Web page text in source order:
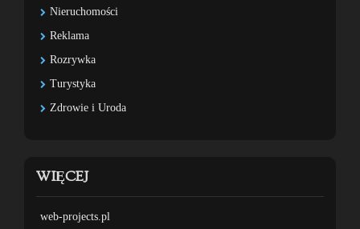
Nieruchomości
Reklama
Rozrywka
Turystyka
Zdrowie i Uroda
WIĘCEJ
web-projects.pl